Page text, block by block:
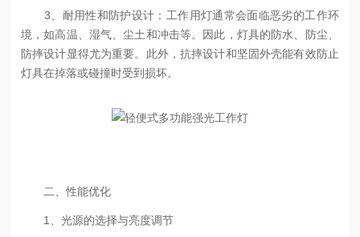
3、耐用性和防护设计：工作用灯通常会面临恶劣的工作环
境，如高温、湿气、尘土和冲击等。因此，灯具的防水、防尘、
防摔设计显得尤为重要。此外，抗摔设计和坚固外壳能有效防止
灯具在掉落或碰撞时受到损坏。
二、性能优化
1、光源的选择与亮度调节